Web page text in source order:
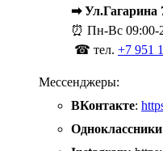
➡ Ул.Гагарина
⏰ Пн-Вс 09:00-
☎ тел. +7 951
Мессенджеры:
ВКонтакте: